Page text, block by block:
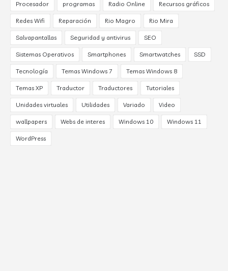
Procesador programas Radio Online Recursos gráficos
Redes Wifi Reparación Rio Magro Rio Mira
Salvapantallas Seguridad y antivirus SEO
Sistemas Operativos Smartphones Smartwatches SSD
Tecnología Temas Windows 7 Temas Windows 8
Temas XP Traductor Traductores Tutoriales
Unidades virtuales Utilidades Variado Video
wallpapers Webs de interes Windows 10 Windows 11
WordPress